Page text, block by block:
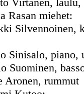
Rasan miehet:
Silvennoinen,
Sinisalo, piano,
Suominen,
Aronen, rummut